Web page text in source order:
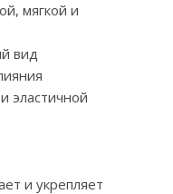
мягкой и
вид
эластичной
и укрепляет